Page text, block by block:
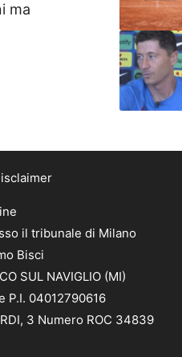
ma
il tribunale di Milano
Bisci
SUL NAVIGLIO (MI)
P.I. 04012790616
3 Numero ROC 34839